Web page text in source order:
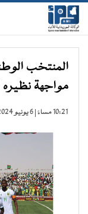
المنتخب
مواجهة نظيره
10:21 مساءً | 6 يونيو 2024